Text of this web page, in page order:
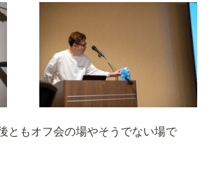
ともオフ会の場やそうでない場で